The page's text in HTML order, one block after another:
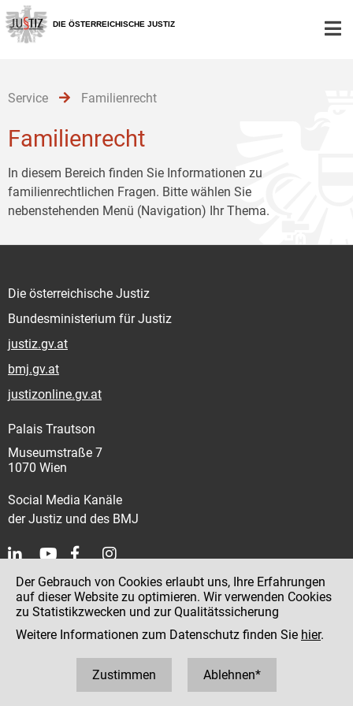
Zur
Hauptnavigation
[1]
Zum
Inhalt
[2]
Zum
Untermenü
[3]
DIE ÖSTERREICHISCHE JUSTIZ
Service Familienrecht
Familienrecht
In diesem Bereich finden Sie Informationen zu
familienrechtlichen Fragen. Bitte wählen Sie
nebenstehenden Menü (Navigation) Ihr Thema.
Die österreichische Justiz
Bundesministerium für Justiz
justiz.gv.at
bmj.gv.at
justizonline.gv.at
Palais Trautson
Museumstraße 7
1070 Wien
Social Media Kanäle
der Justiz und des BMJ
Kontakt
Impressum
Datenschutz
Hinweisgeber:innenplattform (für Mitarbeiter:innen)
Der Gebrauch von Cookies erlaubt uns, Ihre Erfahrungen
auf dieser Website zu optimieren. Wir verwenden Cookies
zu Statistikzwecken und zur Qualitätssicherung
Weitere Informationen zum Datenschutz finden Sie hier.
Zustimmen Ablehnen*